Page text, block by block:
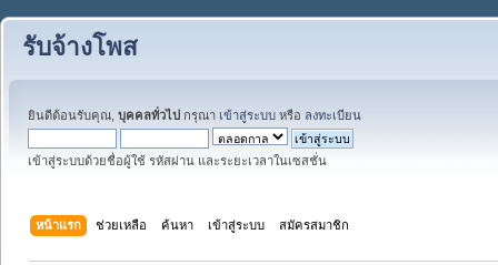
รับจ้างโพส
ยินดีต้อนรับคุณ, บุคคลทั่วไป กรุณา เข้าสู่ระบบ หรือ ลงทะเบียน
เข้าสู่ระบบด้วยชื่อผู้ใช้ รหัสผ่าน และระยะเวลาในเซสชั่น
หน้าแรก ช่วยเหลือ ค้นหา เข้าสู่ระบบ สมัครสมาชิก